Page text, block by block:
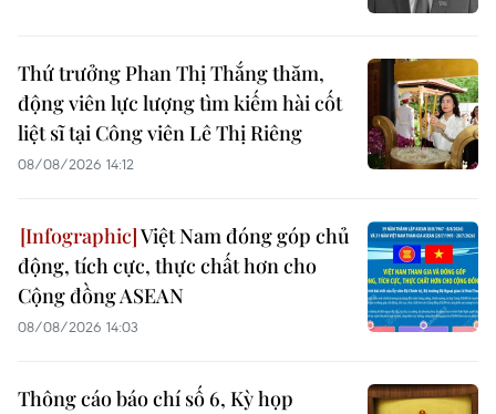
Thứ trưởng Phan Thị Thắng thăm,
động viên lực lượng tìm kiếm hài cốt
liệt sĩ tại Công viên Lê Thị Riêng
08/08/2026 14:12
Việt Nam đóng góp chủ
động, tích cực, thực chất hơn cho
Cộng đồng ASEAN
08/08/2026 14:03
Thông cáo báo chí số 6, Kỳ họp